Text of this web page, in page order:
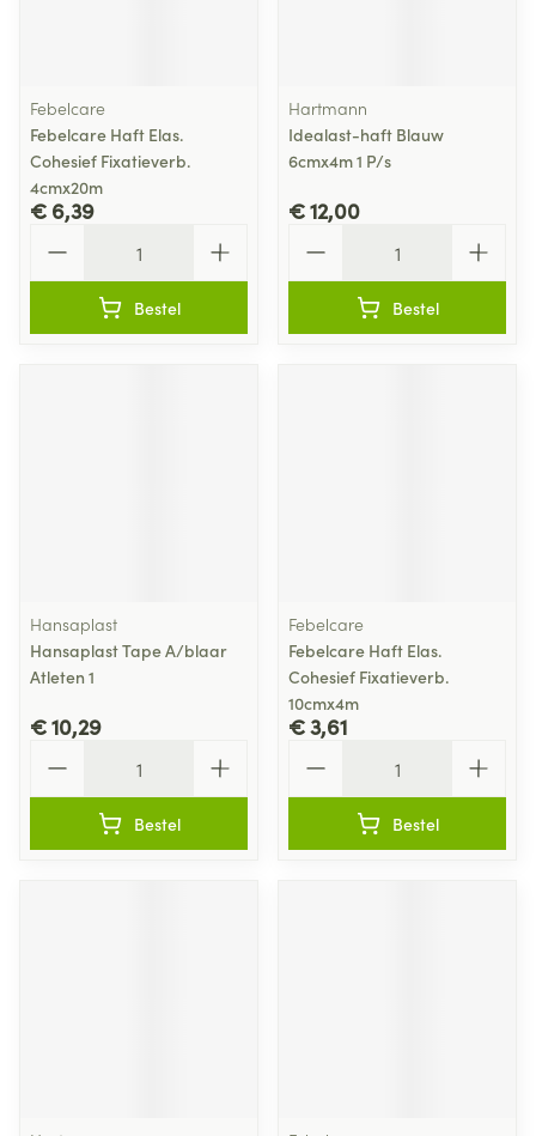
Febelcare
Febelcare Haft Elas.
Cohesief Fixatieverb.
4cmx20m
€ 6,39
Bestel
Hartmann
Idealast-haft Blauw
6cmx4m 1 P/s
€ 12,00
Bestel
Hansaplast
Hansaplast Tape A/blaar
Atleten 1
€ 10,29
Bestel
Febelcare
Febelcare Haft Elas.
Cohesief Fixatieverb.
10cmx4m
€ 3,61
Bestel